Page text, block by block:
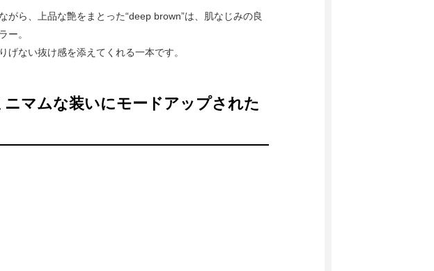
がら、上品な艶をまとった“deep brown”は、肌なじみの良
ー。
ない抜け感を添えてくれる一本です。
マムな装いにモードアップされた